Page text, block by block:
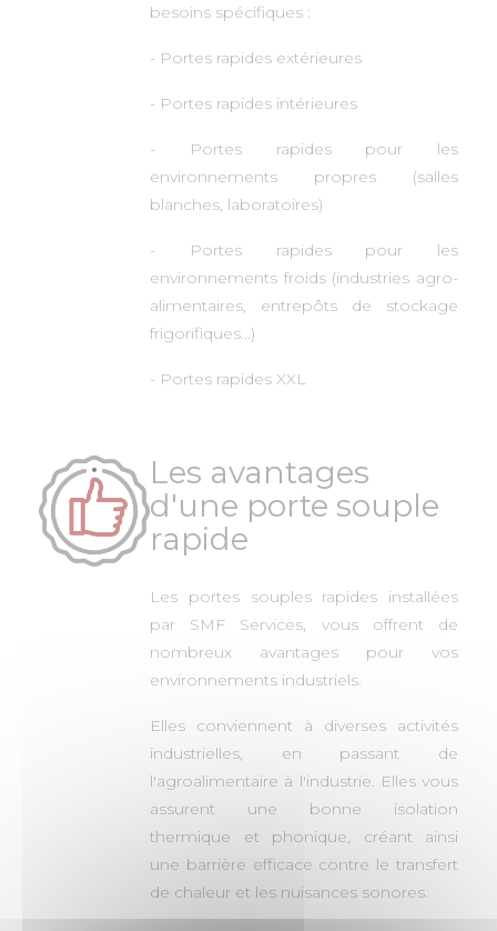
besoins spécifiques :
- Portes rapides extérieures
- Portes rapides intérieures
- Portes rapides pour les
environnements propres (salles
blanches, laboratoires)
- Portes rapides pour les
environnements froids (industries agro-
alimentaires, entrepôts de stockage
frigorifiques...)
- Portes rapides XXL
Les avantages
d'une porte souple
rapide
Les portes souples rapides installées
par SMF Services, vous offrent de
nombreux avantages pour vos
environnements industriels.
Elles conviennent à diverses activités
industrielles, en passant de
l'agroalimentaire à l'industrie. Elles vous
assurent une bonne isolation
thermique et phonique, créant ainsi
une barrière efficace contre le transfert
de chaleur et les nuisances sonores.